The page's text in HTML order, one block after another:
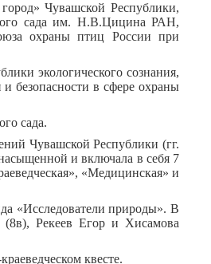
Чувашской Республики,
сада им. Н.В.Цицина РАН,
охраны птиц России при
экологического сознания,
безопасности в сфере охраны
сада.
Чувашской Республики (гг.
и включала в себя 7
«Медицинская» и
«Исследователи природы». В
Рекеев Егор и Хисамова
квесте.